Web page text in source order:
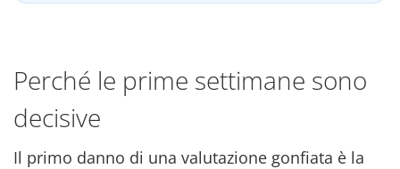
Perché le prime settimane sono
decisive
Il primo danno di una valutazione gonfiata è la